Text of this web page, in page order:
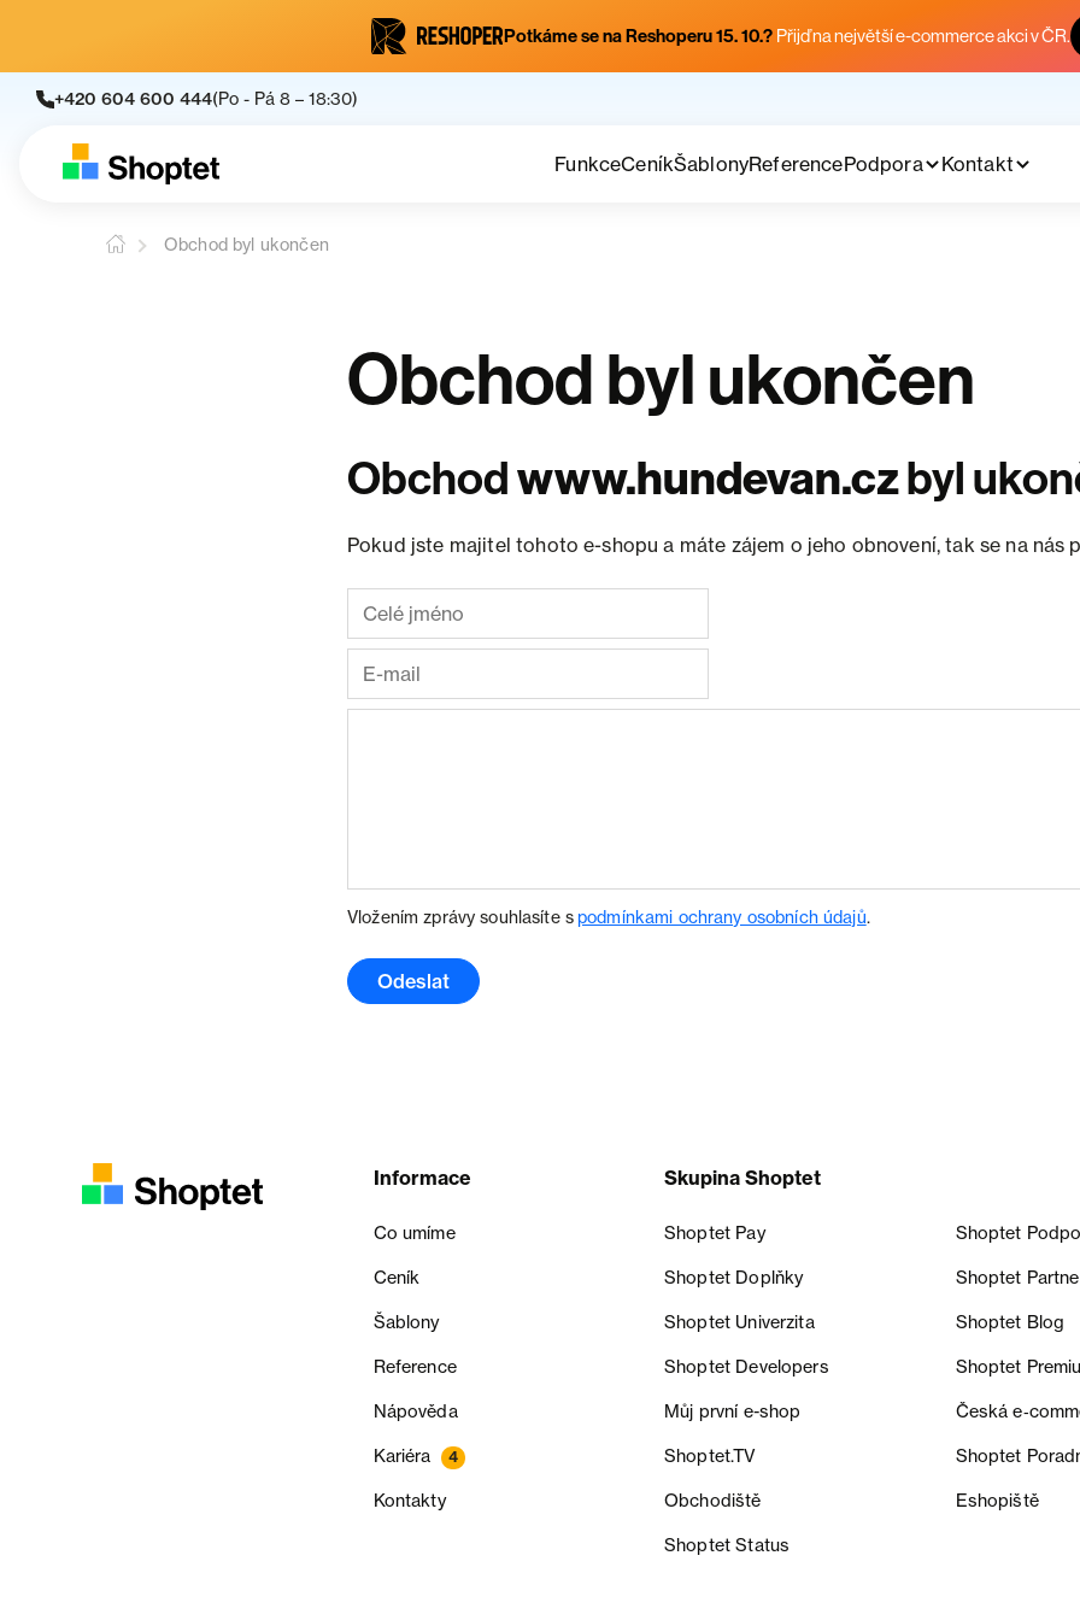
Potkáme se na Reshoperu 15. 10.? Přijď na největší e-commerce akci v ČR.
+420 604 600 444(Po - Pá 8 – 18:30)
FunkceCeníkŠablonyReferencePodpora Kontakt
Obchod byl ukončen
Obchod byl ukončen
Obchodwww.hundevan.czbyl
Pokud jste majitel tohoto e-shopu a máte zájem o jeho obnovení, tak se na nás
Vložením zprávy souhlasíte spodmínkami ochrany osobních údajů.
Odeslat
Informace
Co umíme
Ceník
Šablony
Reference
Nápověda
Kariéra 4
Kontakty
Skupina Shoptet
Shoptet Pay Shoptet
Shoptet Doplňky Shoptet
Shoptet Univerzita Shoptet Blog
Shoptet Developers Shoptet
Můj první e-shop Česká
Shoptet.TV Shoptet
Obchodiště Eshopiště
Shoptet Status